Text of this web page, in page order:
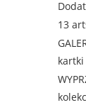
13